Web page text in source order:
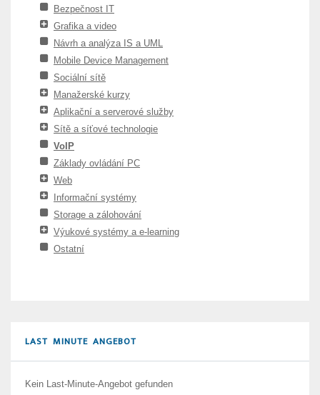
Bezpečnost IT
Grafika a video
Návrh a analýza IS a UML
Mobile Device Management
Sociální sítě
Manažerské kurzy
Aplikační a serverové služby
Sítě a síťové technologie
VoIP
Základy ovládání PC
Web
Informační systémy
Storage a zálohování
Výukové systémy a e-learning
Ostatní
LAST MINUTE ANGEBOT
Kein Last-Minute-Angebot gefunden